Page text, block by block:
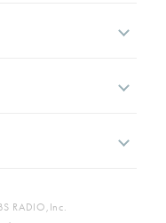
RADIO,Inc.